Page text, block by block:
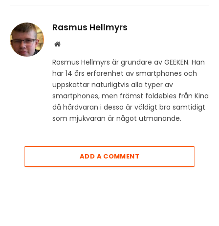
Rasmus Hellmyrs
Website
Rasmus Hellmyrs är grundare av GEEKEN. Han
har 14 års erfarenhet av smartphones och
uppskattar naturligtvis alla typer av
smartphones, men främst foldebles från Kina
då hårdvaran i dessa är väldigt bra samtidigt
som mjukvaran är något utmanande.
ADD A COMMENT